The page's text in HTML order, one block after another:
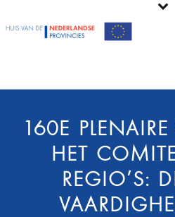
160E
HET
REGIO’S: